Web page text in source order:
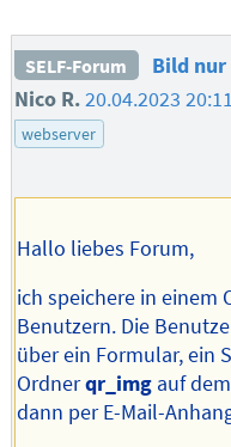
SELF-Forum
Bild
Nico R.20.04.2023 20:11
webserver
Hallo liebes Forum,
ich speichere in einem
Benutzern. Die
über ein Formular, ein
Ordnerqr_img auf
dann per E-Mail-